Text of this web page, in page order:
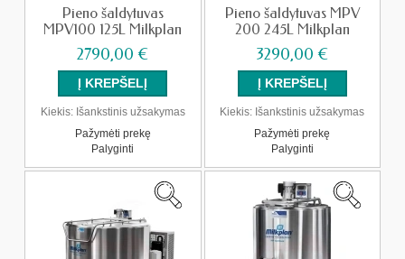
Pieno šaldytuvas
MPV100 125L Milkplan
2790,00 €
Kiekis: Išankstinis užsakymas
Pažymėti prekę
Palyginti
Pieno šaldytuvas MPV
200 245L Milkplan
3290,00 €
Kiekis: Išankstinis užsakymas
Pažymėti prekę
Palyginti